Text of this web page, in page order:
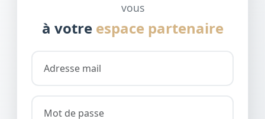
vous
à votre espace partenaire